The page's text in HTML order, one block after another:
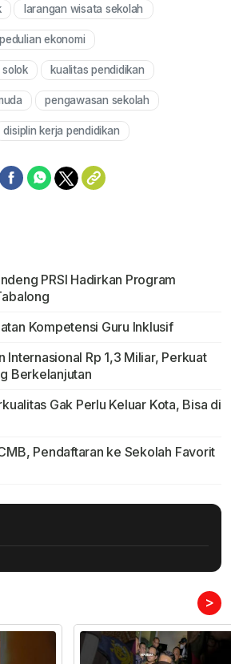
larangan wisata sekolah
ekonomi
kualitas pendidikan
pengawasan sekolah
disiplin kerja pendidikan
PRSI Hadirkan Program
Kompetensi Guru Inklusif
Internasional Rp 1,3 Miliar, Perkuat
Berkelanjutan
Gak Perlu Keluar Kota, Bisa di
Pendaftaran ke Sekolah Favorit
>